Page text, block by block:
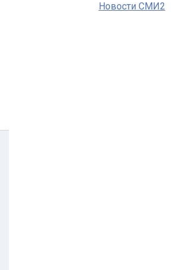
Новости СМИ2